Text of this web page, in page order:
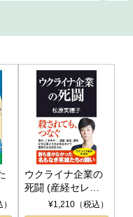
ウクライナ企業の
死闘 (産経セレク
ト S 039)¥1,210（税込）